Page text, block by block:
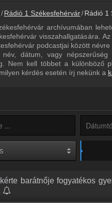
Rádió 1 Székesfehérvár Rádió 1
archívumában
visszahallgatására.
podcastjai között
név, dátum, vagy
Nem kell többet a különböző
kérdés esetén írj nekünk a
barátnője fogyatékos